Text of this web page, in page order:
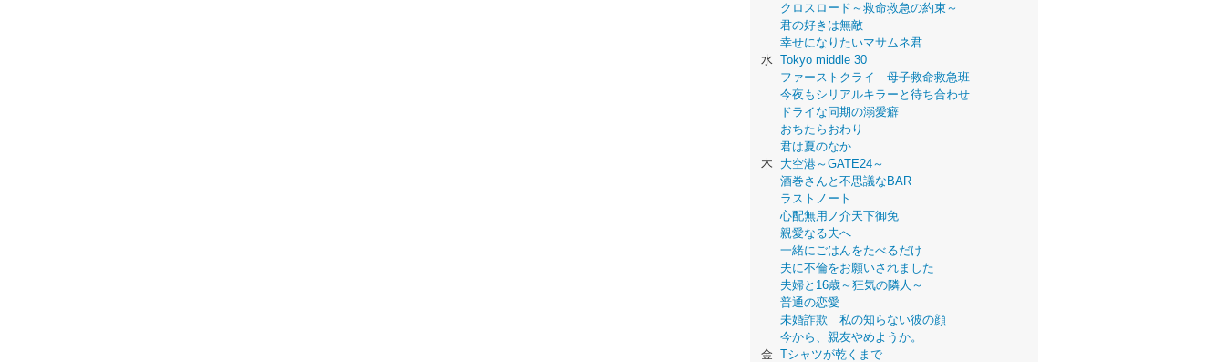
クロスロード～救命救急の約束～
君の好きは無敵
幸せになりたいマサムネ君
水 Tokyo middle 30
ファーストクライ 母子救命救急班
今夜もシリアルキラーと待ち合わせ
ドライな同期の溺愛癖
おちたらおわり
君は夏のなか
木
大空港～GATE24～
酒巻さんと不思議なBAR
ラストノート
心配無用ノ介天下御免
親愛なる夫へ
一緒にごはんをたべるだけ
夫に不倫をお願いされました
夫婦と16歳～狂気の隣人～
普通の恋愛
未婚詐欺 私の知らない彼の顔
今から、親友やめようか。
金 Tシャツが乾くまで